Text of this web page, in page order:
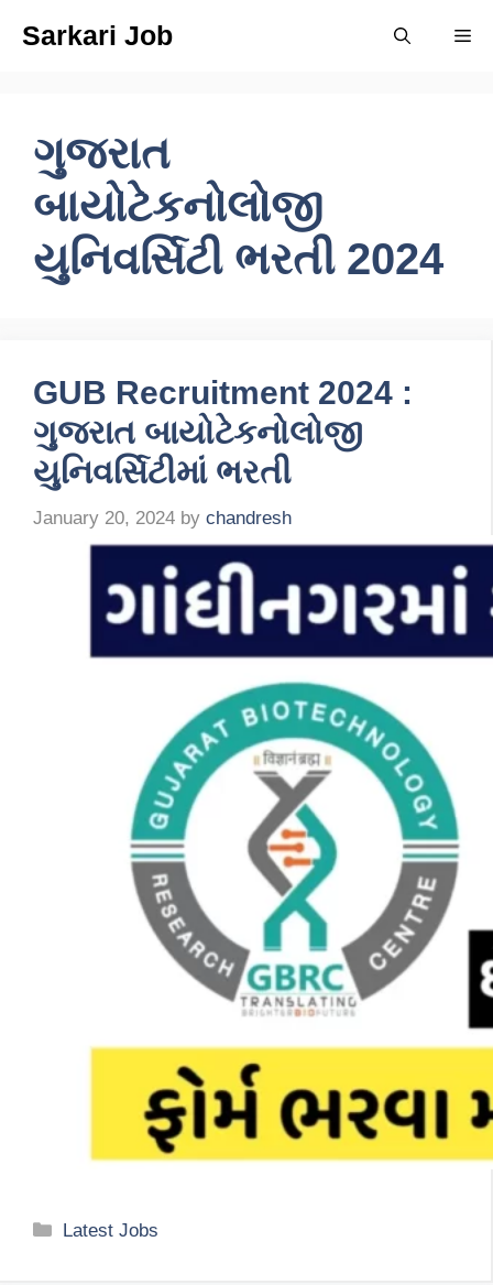
Sarkari Job
ગુજરાત
બાયોટેકનોલોજી
યુનિવર્સિટી ભરતી 2024
GUB Recruitment 2024 :
ગુજરાત બાયોટેકનોલોજી
યુનિવર્સિટીમાં ભરતી
January 20, 2024 by chandresh
Categories
Latest Jobs